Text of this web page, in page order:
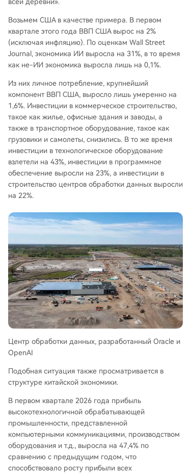
Возьмем США в качестве примера. В первом
квартале этого года ВВП США вырос на 2%
(исключая инфляцию). По оценкам Wall Street
Journal, экономика ИИ выросла на 31%, в то время
как не-ИИ экономика выросла лишь на 0,1%.
Из них личное потребление, крупнейший
компонент ВВП США, выросло лишь умеренно на
1,6%. Инвестиции в коммерческое строительство,
такое как жилье, офисные здания и заводы, а
также в транспортное оборудование, такое как
грузовики и самолеты, снизились. В то же время
инвестиции в технологическое оборудование
взлетели на 43%, инвестиции в программное
обеспечение выросли на 23%, а инвестиции в
строительство центров обработки данных выросли
на 22%.
Центр обработки данных, разработанный Oracle и
OpenAI
Подобная ситуация также просматривается в
структуре китайской экономики.
В первом квартале 2026 года прибыль
высокотехнологичной обрабатывающей
промышленности, представленной
компьютерными коммуникациями, производством
оборудования и т.д., выросла на 47,4% по
сравнению с предыдущим годом, что
способствовало росту прибыли всех